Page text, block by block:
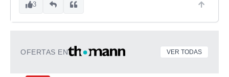
3
OFERTAS EN VER TODAS